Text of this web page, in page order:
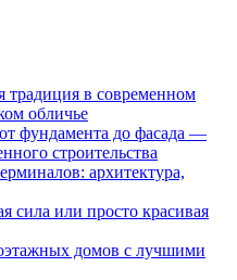
традиция в современном
обличье
фундамента до фасада —
строительства
архитектура,
сила или просто красивая
домов с лучшими